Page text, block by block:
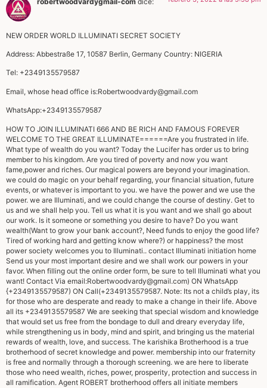
NEW ORDER WORLD ILLUMINATI SECRET SOCIETY
Address: Abbestraße 17, 10587 Berlin, Germany Country: NIGERIA
Tel: +2349135579587
Email, whose head office is:Robertwoodvardy@gmail.com
WhatsApp:+2349135579587
HOW TO JOIN ILLUMINATI 666 AND BE RICH AND FAMOUS FOREVER
WELCOME TO THE GREAT ILLUMINATE======Are you frustrated in life.
What type of wealth do you want? Today the Lucifer has order us to bring
member to his kingdom. Are you tired of poverty and now you want
fame,power and riches. Our magical powers are beyond your imagination.
we could do magic on your behalf regarding, your financial situation, future
events, or whatever is important to you. we have the power and we use the
power. we are Illuminati, and we could change the course of destiny. Get to
us and we shall help you. Tell us what it is you want and we shall go about
our work. Is it someone or something you desire to have? Do you want
wealth(Want to grow your bank account?, Need funds to enjoy the good life?
Tired of working hard and getting know where?) or happiness? the most
power society welcomes you to Illuminati.. contact Illuminati initiation home
Send us your most important desire and we shall work our powers in your
favor. When filling out the online order form, be sure to tell Illuminati what you
want! Contact Via email:Robertwoodvardy@gmail.com) ON WhatsApp
{+2349135579587) ON Call(+2349135579587. Note: Its not a child’s play, its
for those who are desperate and ready to make a change in their life. Above
all its +2349135579587 We are seeking that special wisdom and knowledge
that would set us free from the bondage to dull and dreary everyday life,
while strengthening us in body, mind and spirit, and bringing us the material
rewards of wealth, love, and success. The karishika Brotherhood is a true
brotherhood of secret knowledge and power. membership into our fraternity
is free and normally through a thorough screening. we are here to liberate
those who need wealth, riches, power, prosperity, protection and success in
all ramification. Agent ROBERT brotherhood offers all initiate members